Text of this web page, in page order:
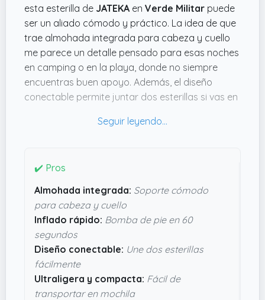
esta esterilla de JATEKA en Verde Militar puede
ser un aliado cómodo y práctico. La idea de que
trae almohada integrada para cabeza y cuello
me parece un detalle pensado para esas noches
en camping o en la playa, donde no siempre
encuentras buen apoyo. Además, el diseño
conectable permite juntar dos esterillas si vas en
amplio sin complicaciones.
que se infla, en apenas un minuto gracias a su
ultraligera y compacta ( 7.62 cms de alto x 30.48
cms de largo x 12.7 cms de ancho
te da pereza cargarla en la mochila. Parece
resistente e impermeable, con materiales que
aguantan bien el tute de la naturaleza. En
definitiva, parece un complemento útil para quien
busque algo cómodo y ligero sin líos.
✔️ Pros
Almohada integrada: Soporte cómodo
para cabeza y cuello
Inflado rápido: Bomba de pie en 60
segundos
Diseño conectable: Une dos esterillas
fácilmente
Ultraligera y compacta: Fácil de
transportar en mochila